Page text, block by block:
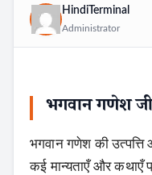
HindiTerminal
Administrator
भगवान गणेश जी
भगवान गणेश की उत्पत्ति
कई मान्यताएँ और कथाएँ